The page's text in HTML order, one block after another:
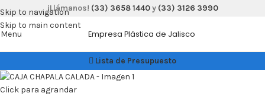
Skip to navigation
Skip to main content
¡Llámanos! (33) 3658 1440y (33) 3126 3990
Menu Empresa Plástica de Jalisco
Lista de Presupuesto
Click para agrandar